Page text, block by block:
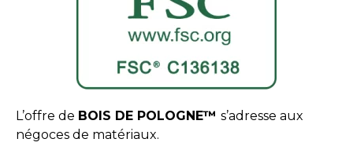
L’offre de BOIS DE POLOGNE™ s’adresse aux
négoces de matériaux.